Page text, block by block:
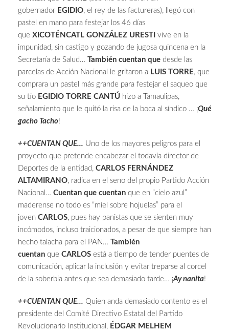
gobernador EGIDIO, el rey de las factureras), llegó con
pastel en mano para festejar los 46 días
que XICOTÉNCATL GONZÁLEZ URESTI vive en la
impunidad, sin castigo y gozando de jugosa quincena en la
Secretaría de Salud… También cuentan que desde las
parcelas de Acción Nacional le gritaron a LUIS TORRE, que
comprara un pastel más grande para festejar el saqueo que
su tío EGIDIO TORRE CANTÚ hizo a Tamaulipas,
señalamiento que le quitó la risa de la boca al síndico … ¡Qué
gacho Tacho!
++CUENTAN QUE… Uno de los mayores peligros para el
proyecto que pretende encabezar el todavía director de
Deportes de la entidad, CARLOS FERNÁNDEZ
ALTAMIRANO, radica en el seno del propio Partido Acción
Nacional… Cuentan que cuentan que en “cielo azul”
maderense no todo es “miel sobre hojuelas” para el
joven CARLOS, pues hay panistas que se sienten muy
incómodos, incluso traicionados, a pesar de que siempre han
hecho talacha para el PAN… También
cuentan que CARLOS está a tiempo de tender puentes de
comunicación, aplicar la inclusión y evitar treparse al corcel
de la soberbia antes que sea demasiado tarde… ¡Ay nanita!
++CUENTAN QUE… Quien anda demasiado contento es el
presidente del Comité Directivo Estatal del Partido
Revolucionario Institucional, ÉDGAR MELHEM